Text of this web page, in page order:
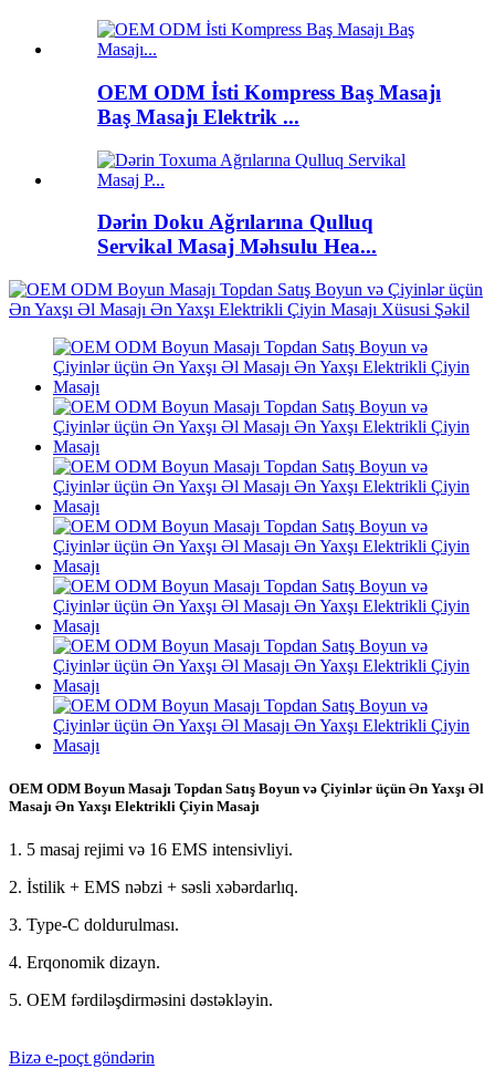
OEM ODM İsti Kompress Baş Masajı
Baş Masajı Elektrik ...
Dərin Doku Ağrılarına Qulluq
Servikal Masaj Məhsulu Hea...
OEM ODM Boyun Masajı Topdan Satış Boyun və Çiyinlər üçün Ən Yaxşı Əl
Masajı Ən Yaxşı Elektrikli Çiyin Masajı
1. 5 masaj rejimi və 16 EMS intensivliyi.
2. İstilik + EMS nəbzi + səsli xəbərdarlıq.
3. Type-C doldurulması.
4. Erqonomik dizayn.
5. OEM fərdiləşdirməsini dəstəkləyin.
Bizə e-poçt göndərin